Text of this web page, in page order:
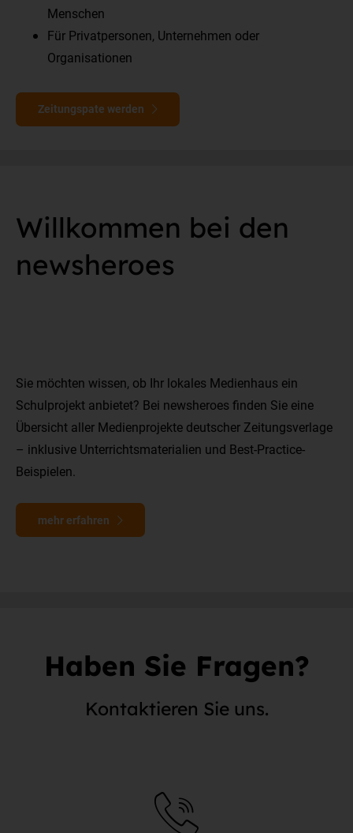
Menschen
Für Privatpersonen, Unternehmen oder
Organisationen
Zeitungspate werden
Willkommen bei den
newsheroes
Sie möchten wissen, ob Ihr lokales Medienhaus ein
Schulprojekt anbietet? Bei newsheroes finden Sie eine
Übersicht aller Medienprojekte deutscher Zeitungsverlage
– inklusive Unterrichtsmaterialien und Best-Practice-
Beispielen.
mehr erfahren
Haben Sie Fragen?
Kontaktieren Sie uns.